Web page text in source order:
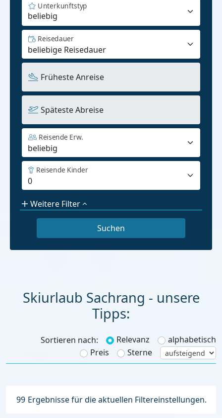
beliebig
Unterkunftstyp
Reisedauer
Früheste Anreise
Späteste Abreise
Reisende Erw.
Reisende Kinder
Weitere Filter
Skiurlaub Sachrang - unsere
Tipps:
Sortieren nach: Relevanz
alphabetisch
Preis
Sterne
99 Ergebnisse für die aktuellen Filtereinstellungen.